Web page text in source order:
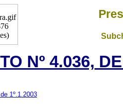
Nº 4.036,
1º.1.2003